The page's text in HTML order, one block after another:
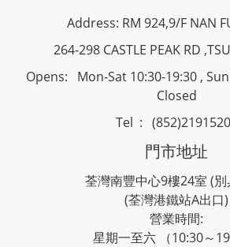
Address: RM 924,9/F NAN
264-298 CASTLE PEAK RD
Opens: Mon-Sat 10:30-19:30 ,
Closed
Tel :
門市地址
荃灣南豐中心9樓24室 (別
(荃灣港鐵站A出口)
營業時間:
星期一至六 （10:30～